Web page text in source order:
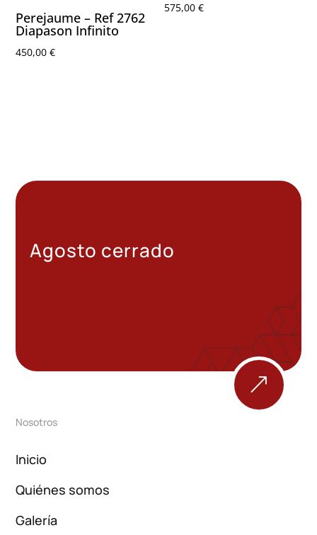
Perejaume – Ref 2762
Diapason Infinito
450,00€
575,00€
Agosto cerrado
&
Nosotros
Inicio
Quiénes somos
Galería